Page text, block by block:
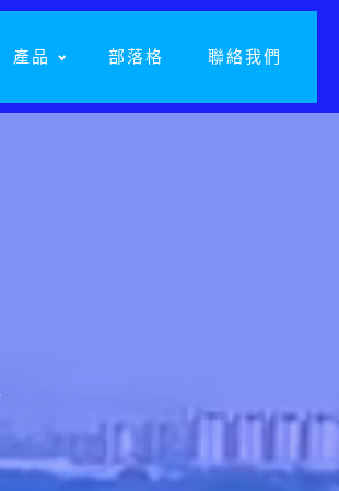
產品 部落格 聯絡我們